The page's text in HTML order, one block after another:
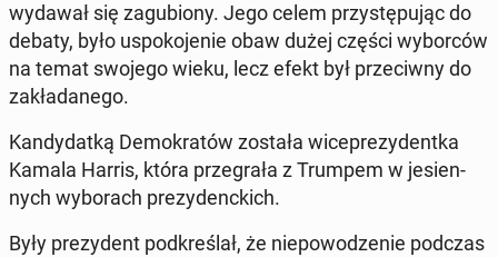
wydawał się za­gu­bio­ny. Jego celem przy­stę­pu­jąc do
debaty, było uspo­ko­je­nie obaw dużej części wy­bor­ców
na temat swojego wieku, lecz efekt był prze­ciw­ny do
za­kła­da­ne­go.
Kan­dy­dat­ką De­mo­kra­tów została wi­ce­pre­zy­dent­ka
Kamala Harris, która prze­gra­ła z Trumpem w je­sien­
nych wy­bo­rach pre­zy­denc­kich.
Były pre­zy­dent pod­kre­ślał, że nie­po­wo­dze­nie podczas